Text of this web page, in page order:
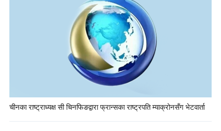
चीनका राष्ट्राध्यक्ष सी चिनफिङद्वारा फ्रान्सका राष्ट्रपति म्याक्रोनसँग भेटवार्ता